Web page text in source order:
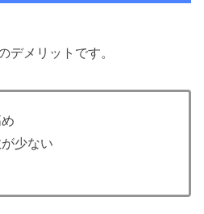
デメリットです。
少ない